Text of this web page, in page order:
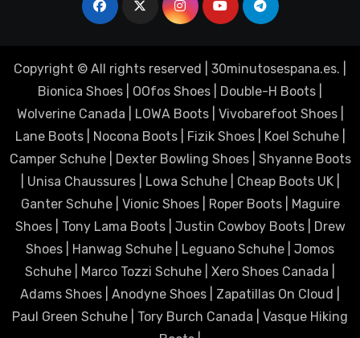
Copyright © All rights reserved 30minutosespana.es. |
Bionica Shoes
OOfos Shoes Double-H Boots
Wolverine Canada
LOWA Boots| Vivobarefoot Shoes|
Lane Boots| Nocona Boots| Fizik Shoes| Koel Schuhe|
Camper Schuhe| Dexter Bowling Shoes| Shyanne Boots
Unisa Chaussures| Lowa Schuhe| Cheap Boots UK
Ganter Schuhe
Vionic Shoes| Roper Boots|
Maguire
Shoes| Tony Lama Boots| Justin Cowboy Boots|
Drew
Shoes
Hanwag Schuhe Leguano Schuhe
Jomos
Schuhe
Marco Tozzi Schuhe Xero Shoes Canada
Adams Shoes
Anodyne Shoes Zapatillas On Cloud
Paul Green Schuhe
Tory Burch Canada
Vasque Hiking